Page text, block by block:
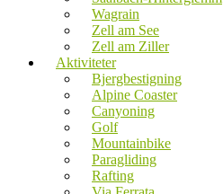
Wagrain
Zell am See
Zell am Ziller
Aktiviteter
Bjergbestigning
Alpine Coaster
Canyoning
Golf
Mountainbike
Paragliding
Rafting